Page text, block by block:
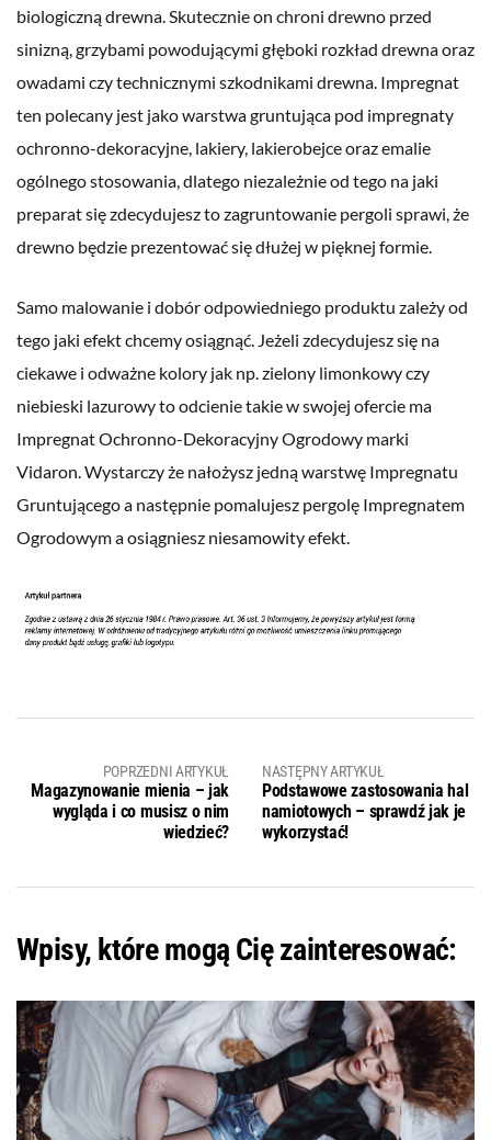
biologiczną drewna. Skutecznie on chroni drewno przed
sinizną, grzybami powodującymi głęboki rozkład drewna oraz
owadami czy technicznymi szkodnikami drewna. Impregnat
ten polecany jest jako warstwa gruntująca pod impregnaty
ochronno-dekoracyjne, lakiery, lakierobejce oraz emalie
ogólnego stosowania, dlatego niezależnie od tego na jaki
preparat się zdecydujesz to zagruntowanie pergoli sprawi, że
drewno będzie prezentować się dłużej w pięknej formie.
Samo malowanie i dobór odpowiedniego produktu zależy od
tego jaki efekt chcemy osiągnąć. Jeżeli zdecydujesz się na
ciekawe i odważne kolory jak np. zielony limonkowy czy
niebieski lazurowy to odcienie takie w swojej ofercie ma
Impregnat Ochronno-Dekoracyjny Ogrodowy marki
Vidaron. Wystarczy że nałożysz jedną warstwę Impregnatu
Gruntującego a następnie pomalujesz pergolę Impregnatem
Ogrodowym a osiągniesz niesamowity efekt.
POPRZEDNI ARTYKUŁ
Magazynowanie mienia – jak
wygląda i co musisz o nim
wiedzieć?
NASTĘPNY ARTYKUŁ
Podstawowe zastosowania hal
namiotowych – sprawdź jak je
wykorzystać!
Wpisy, które mogą Cię zainteresować: